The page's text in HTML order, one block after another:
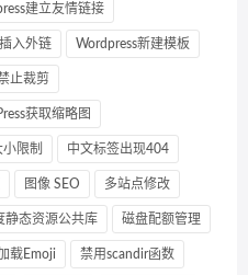
建立友情链接
入外链 Wordpress新建模板
止裁剪
获取缩略图
小限制 中文标签出现404
图像 SEO 多站点修改
静态资源公共库 磁盘配额管理
载Emoji 禁用scandir函数